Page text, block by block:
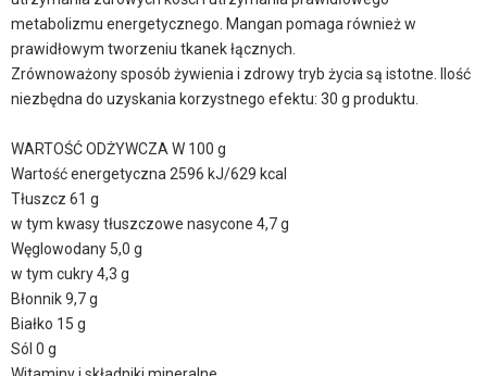
metabolizmu energetycznego. Mangan pomaga również w
prawidłowym tworzeniu tkanek łącznych.
Zrównoważony sposób żywienia i zdrowy tryb życia są istotne. Ilość
niezbędna do uzyskania korzystnego efektu: 30 g produktu.
WARTOŚĆ ODŻYWCZA W 100 g
Wartość energetyczna 2596 kJ/629 kcal
Tłuszcz 61 g
w tym kwasy tłuszczowe nasycone 4,7 g
Węglowodany 5,0 g
w tym cukry 4,3 g
Błonnik 9,7 g
Białko 15 g
Sól 0 g